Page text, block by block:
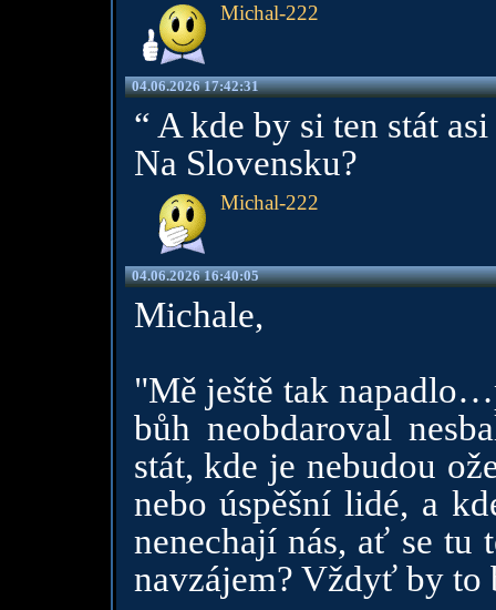
Michal-222
04.06.2026 17:42:31
“ A kde by si ten stát
Na Slovensku?
Michal-222
04.06.2026 16:40:05
Michale,
"Mě ještě tak
bůh neobdaroval
stát, kde je nebudou
nebo úspěšní lidé, a
nenechají nás, ať se tu
navzájem? Vždyť by